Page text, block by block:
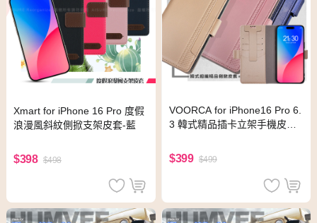
Xmart for iPhone 16 Pro 度假
浪漫風斜紋側掀支架皮套-藍
$398 $498
VOORCA for iPhone16 Pro 6.
3 韓式精品插卡立架手機皮套
$399 $499